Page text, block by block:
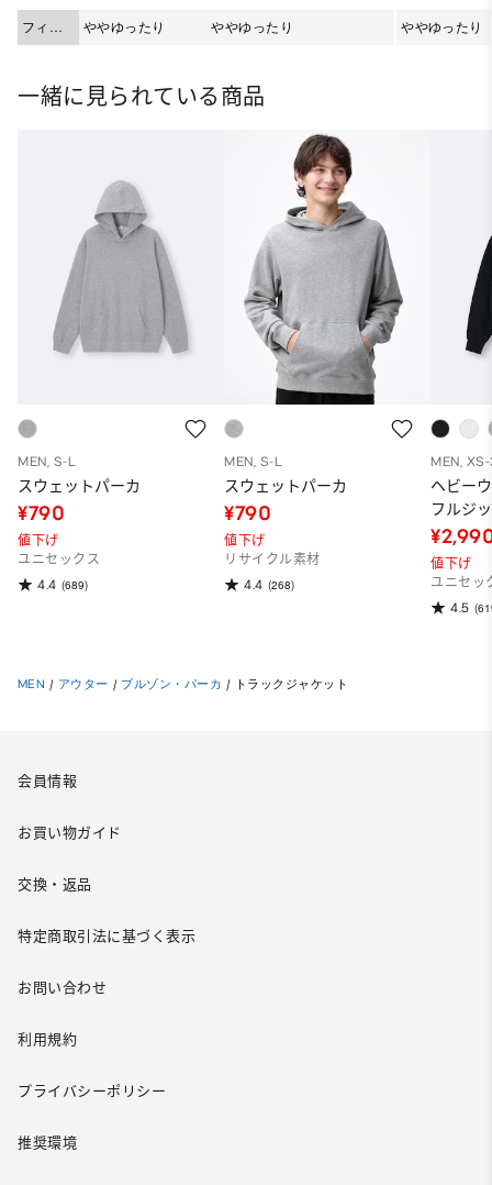
フィッ
ト
ややゆったり ややゆったり ややゆったり
一緒に見られている商品
MEN, S-L
スウェットパーカ
¥790
値下げ
ユニセックス
4.4 (689)
MEN, S-L
スウェットパーカ
¥790
値下げ
リサイクル素材
4.4 (268)
MEN,
ヘビー
フルジ
冬商品)
値下げ
ユニセッ
4.5
MEN / アウター / ブルゾン・パーカ / トラックジャケット
会員情報
お買い物ガイド
交換・返品
特定商取引法に基づく表示
お問い合わせ
利用規約
プライバシーポリシー
推奨環境